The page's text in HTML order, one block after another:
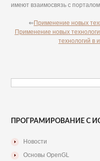
имеют взаимосвязь с
⇐Применение новых
Применение новых
технологий в
ПРОГРАМИРОВАНИЕ С
Новости
Основы OpenGL